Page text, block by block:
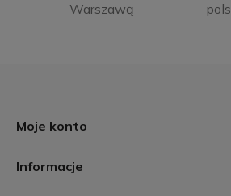
Warszawą
Moje konto
Informacje